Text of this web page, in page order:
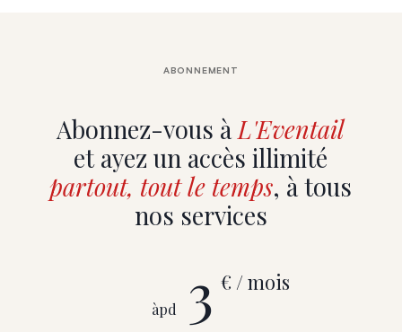
Abonnez-vous àL'Eventail
et ayez un accès illimité
partout, tout le temps, à tous
nos services
ABONNEMENT
àpd 3 € / mois